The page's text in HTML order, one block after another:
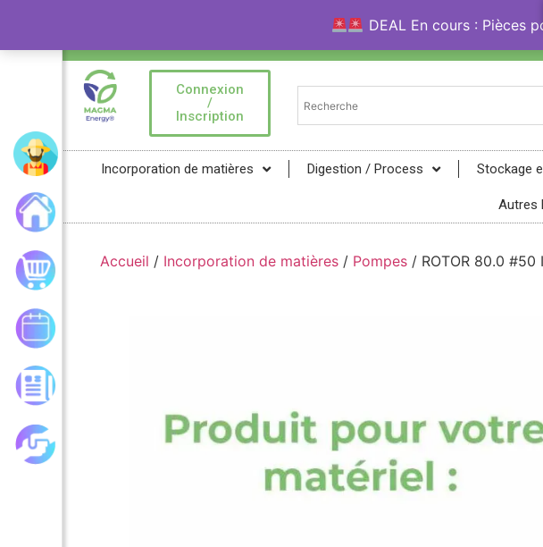
Bienvenue sur la Marketplace MAGMA Energy® !
Connexion
/
Inscription
Incorporation de matières Digestion / Process Stockage
Autres
Mon compte
Mon panier
Les achats groupés
Accueil / Incorporation de matières / Pompes / ROTOR 80.0 #50
DEAL En cours : Pièces